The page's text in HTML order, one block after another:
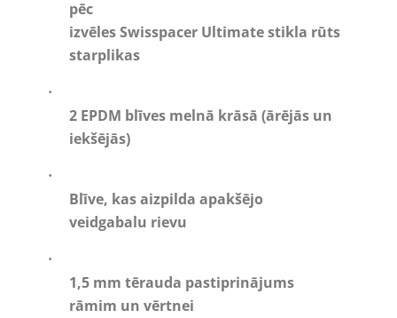
pēc
izvēles Swisspacer Ultimate stikla rūts
starplikas
·
2 EPDM blīves melnā krāsā (ārējās un
iekšējās)
·
Blīve, kas aizpilda apakšējo
veidgabalu rievu
·
1,5 mm tērauda pastiprinājums
rāmim un vērtnei